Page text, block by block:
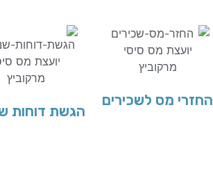
החזרי מס לשכירים
הגשת דוחות